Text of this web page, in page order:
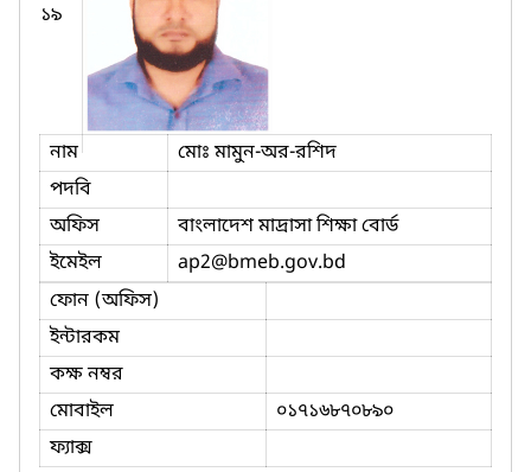
১৯
নাম
মোঃ মামুন-অর-রশিদ
পদবি
অফিস
বাংলাদেশ মাদ্রাসা শিক্ষা বোর্ড
ইমেইল
ap2@bmeb.gov.bd
ফোন (অফিস)
ইন্টারকম
কক্ষ নম্বর
মোবাইল
০১৭১৬৮৭০৮৯০
ফ্যাক্স